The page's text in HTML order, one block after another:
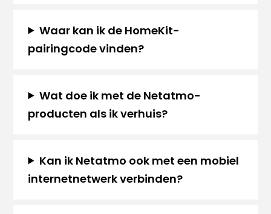
Waar kan ik de HomeKit-
pairingcode vinden?
Wat doe ik met de Netatmo-
producten als ik verhuis?
Kan ik Netatmo ook met een mobiel
internetnetwerk verbinden?